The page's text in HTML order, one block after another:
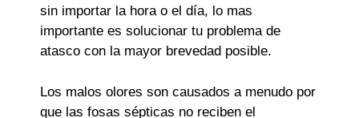
sin importar la hora o el día, lo mas
importante es solucionar tu problema de
atasco con la mayor brevedad posible.
Los malos olores son causados a menudo por
que las fosas sépticas no reciben el